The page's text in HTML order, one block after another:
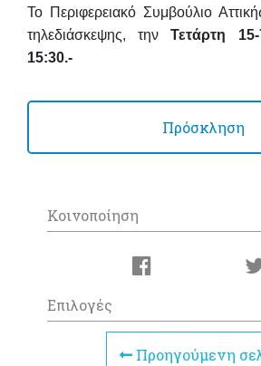
Το Περιφερειακό Συμβούλιο
τηλεδιάσκεψης, τηνΤετάρτη
15:30.-
Πρόσκληση
Κοινοποίηση
Επιλογές
Προηγούμενη